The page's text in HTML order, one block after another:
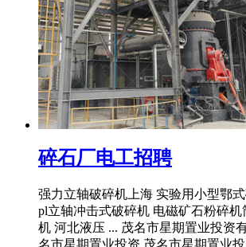
碎石厂电工招聘
强力立轴破碎机上海 实验用小型鄂
pl立轴冲击式破碎机 电磁矿石粉碎机
机 河北液压 ... 茂名市星期置业投资
名市星期置业投资 茂名市星期置业